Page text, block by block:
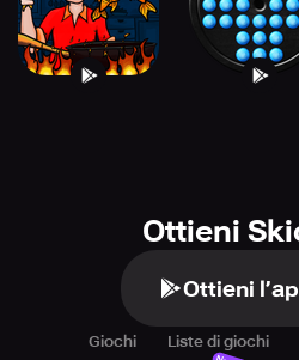
Ottieni
Ottieni
Giochi Liste di giochi